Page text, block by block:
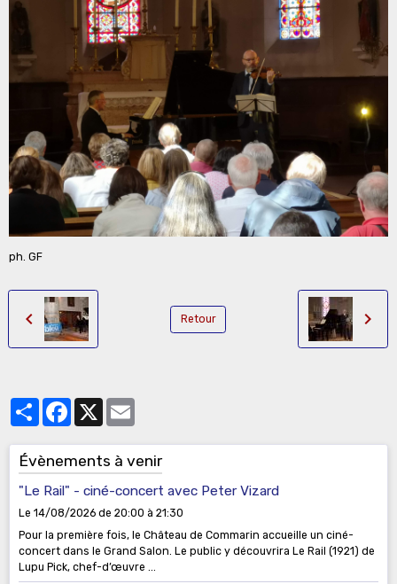
ph. GF
Retour
PartagerFacebook
Évènements à venir
"Le Rail" - ciné-concert avec Peter Vizard
Le 14/08/2026 de 20:00 à 21:30
Pour la première fois, le Château de Commarin accueille un ciné-
concert dans le Grand Salon. Le public y découvrira Le Rail (1921) de
Lupu Pick, chef-d’œuvre ...